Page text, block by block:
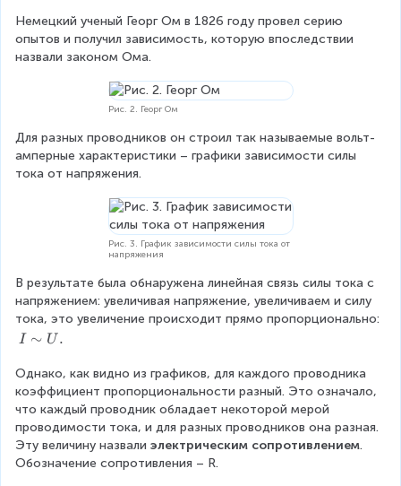
>
\
a
r
h
i
.
p
h
i
_
1
-
\
v
p
h
i
_
2
.
Немецкий ученый Георг Ом в 1826 году провел серию
опытов и получил зависимость, которую впоследствии
назвали законом Ома.
Рис. 2. Георг Ом
Для разных проводников он строил так называемые вольт-
амперные характеристики – графики зависимости силы
тока от напряжения.
Рис. 3. График зависимости силы тока от
напряжения
В результате была обнаружена линейная связь силы тока с
напряжением: увеличивая напряжение, увеличиваем и силу
тока, это увеличение происходит прямо пропорционально:
I
si
m
U
.
I ∼ U .
Однако, как видно из графиков, для каждого проводника
коэффициент пропорциональности разный. Это означало,
что каждый проводник обладает некоторой мерой
проводимости тока, и для разных проводников она разная.
Эту величину назвали электрическим сопротивлением.
Обозначение сопротивления – R.